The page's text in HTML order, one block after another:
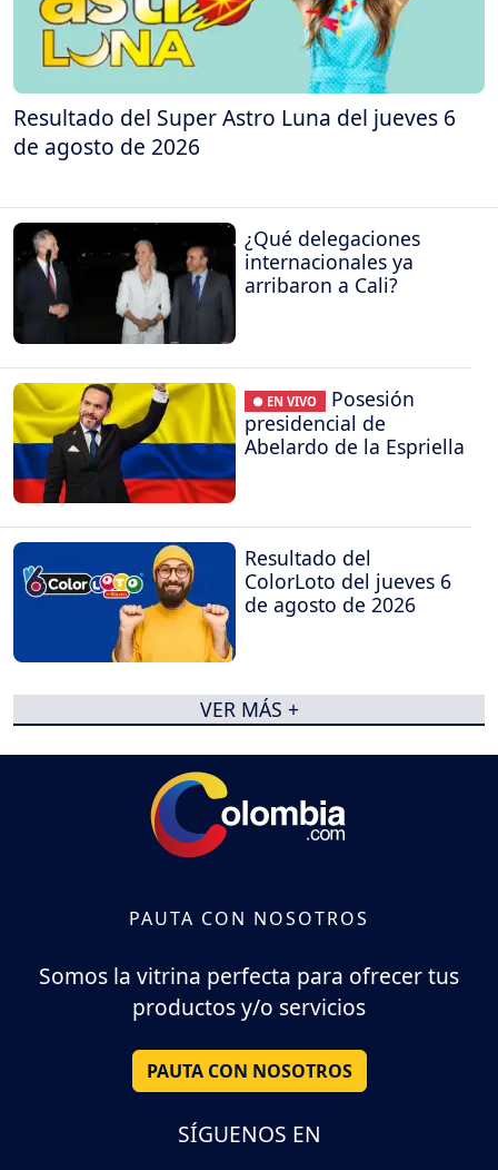
Resultado del Super Astro Luna del jueves 6
de agosto de 2026
¿Qué delegaciones
internacionales ya
arribaron a Cali?
● EN VIVO
Posesión
presidencial de
Abelardo de la Espriella
Resultado del
ColorLoto del jueves 6
de agosto de 2026
VER MÁS +
PAUTA CON NOSOTROS
Somos la vitrina perfecta para ofrecer tus
productos y/o servicios
PAUTA CON NOSOTROS
SÍGUENOS EN